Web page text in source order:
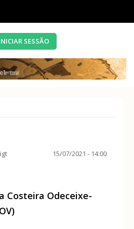
SESSÃO
15/07/2021 - 14:00
Costeira Odeceixe-